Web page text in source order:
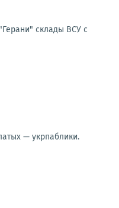
склады ВСУ с
— укрпаблики.